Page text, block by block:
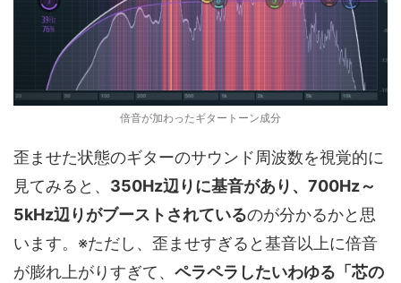
倍音が加わったギタートーン成分
歪ませた状態のギターのサウンド周波数を視覚的に
見てみると、 350Hz辺りに基音があり、700Hz～
5kHz辺りがブーストされているのが分かるかと思
います。※ただし、歪ませすぎると基音以上に倍音
が膨れ上がりすぎて、 ペラペラしたいわゆる「芯の